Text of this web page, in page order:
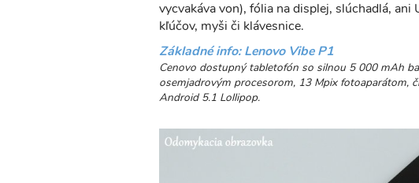
vycvakáva von), fólia na displej, slúchadlá, ani
kľúčov, myši či klávesnice.
Základné info: Lenovo Vibe P1
Cenovo dostupný tabletofón so silnou 5 000 mAh
osemjadrovým procesorom, 13 Mpix fotoaparátom,
Android 5.1 Lollipop.